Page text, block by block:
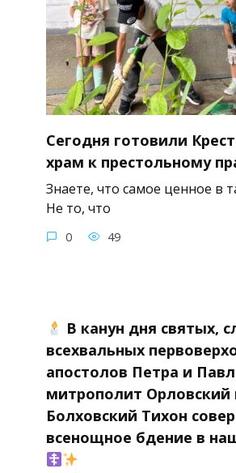
Сегодня готовили
храм к престольному
Знаете, что самое ценное в
Не то, что
0 49
В канун дня святых,
всехвальных
апостолов Петра и
митрополит Орловский
Болховский Тихон
всенощное бдение в